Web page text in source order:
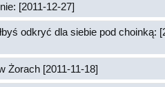
[2011-12-27]
odkryć dla siebie pod choinką:
Żorach [2011-11-18]